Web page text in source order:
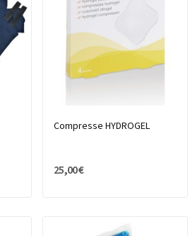
Compresse HYDROGEL
25,00 €